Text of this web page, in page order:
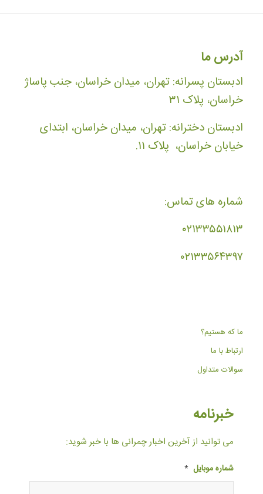
آدرس ما
ادبستان پسرانه: تهران، میدان خراسان، جنب پاساژ
خراسان، پلاک ۳۱
ادبستان دخترانه: تهران، میدان خراسان، ابتدای
خیابان خراسان، پلاک ۱۱.
شماره های تماس:
۰۲۱۳۳۵۵۱۸۱۳
۰۲۱۳۳۵۶۴۳۹۷
ما که هستیم؟
ارتباط با ما
سوالات متداول
خبرنامه
می توانید از آخرین اخبار چمرانی ها با خبر شوید:
شماره موبایل *